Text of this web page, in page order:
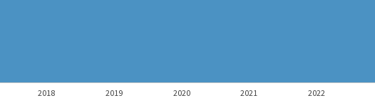
2018 2019 2020 2021 2022